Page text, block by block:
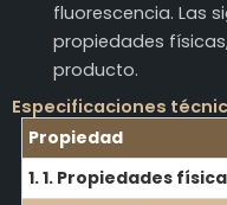
fluorescencia. Las
propiedades
producto.
Especificaciones
Propiedad
1. 1. Propiedades